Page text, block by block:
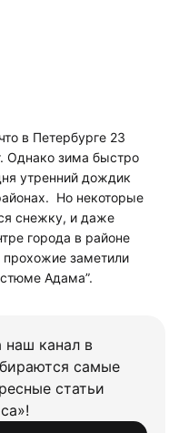
в Петербурге 23
Однако зима быстро
утренний дождик
Но некоторые
снежку, и даже
города в районе
прохожие заметили
Адама”.
наш канал в
самые
статьи